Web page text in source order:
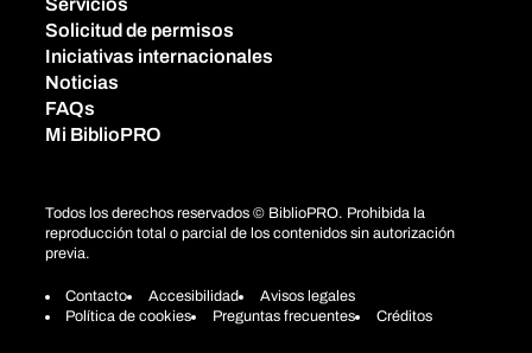
Servicios
Solicitud de permisos
Iniciativas internacionales
Noticias
FAQs
Mi BiblioPRO
Todos los derechos reservados © BiblioPRO. Prohibida la
reproducción total o parcial de los contenidos sin autorización
previa.
Contacto Accesibilidad
Avisos legales
Política de cookies
Preguntas frecuentes Créditos